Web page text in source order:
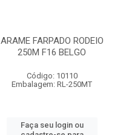
ARAME FARPADO RODEIO
250M F16 BELGO
Código: 10110
Embalagem: RL-250MT
Faça seu login ou